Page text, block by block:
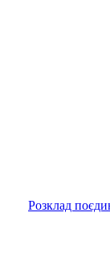
Розклад